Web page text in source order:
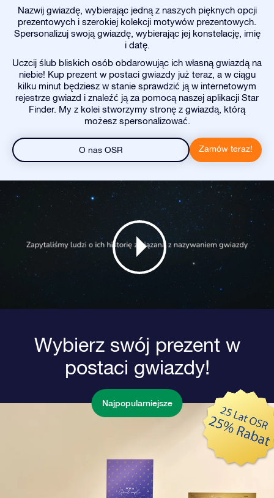
Nazwij gwiazdę, wybierając jedną z naszych pięknych opcji
prezentowych i szerokiej kolekcji motywów prezentowych.
Spersonalizuj swoją gwiazdę, wybierając jej konstelację, imię
i datę.
Uczcij ślub bliskich osób obdarowując ich własną gwiazdą na
niebie! Kup prezent w postaci gwiazdy już teraz, a w ciągu
kilku minut będziesz w stanie sprawdzić ją w internetowym
rejestrze gwiazd i znaleźć ją za pomocą naszej aplikacji Star
Finder. My z kolei stworzymy stronę z gwiazdą, którą
możesz spersonalizować.
O nas OSR Zamów teraz!
Wybierz swój prezent w
postaci gwiazdy!
Najpopularniejsze